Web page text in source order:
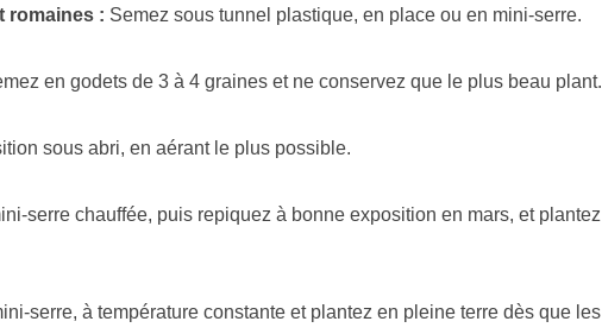
romaines : Semez sous tunnel plastique, en place ou en mini-serre.
en godets de 3 à 4 graines et ne conservez que le plus beau plant.
sous abri, en aérant le plus possible.
serre chauffée, puis repiquez à bonne exposition en mars, et plantez
serre, à température constante et plantez en pleine terre dès que les